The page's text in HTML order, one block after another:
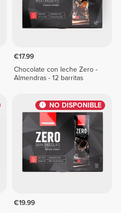
€17.99
Chocolate con leche Zero -
Almendras - 12 barritas
NO DISPONIBLE
€19.99